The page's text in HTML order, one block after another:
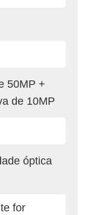
50MP +
de 10MP
óptica
for